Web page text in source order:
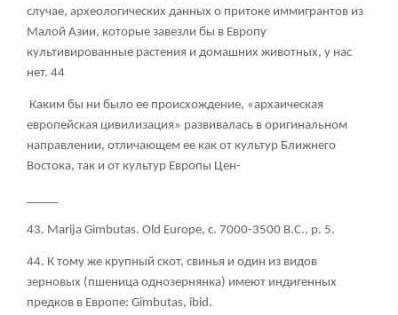
случае, археологических данных о притоке иммигрантов из
Малой Азии, которые завезли бы в Европу
культивированные растения и домашних животных, у нас
нет. 44
Каким бы ни было ее происхождение, «архаическая
европейская цивилизация» развивалась в оригинальном
направлении, отличающем ее как от культур Ближнего
Востока, так и от культур Европы Цен-
43. Marija Gimbutas. Old Europe, с. 7000-3500 B.C., p. 5.
44. К тому же крупный скот, свинья и один из видов
зерновых (пшеница однозернянка) имеют индигенных
предков в Европе: Gimbutas, ibid.